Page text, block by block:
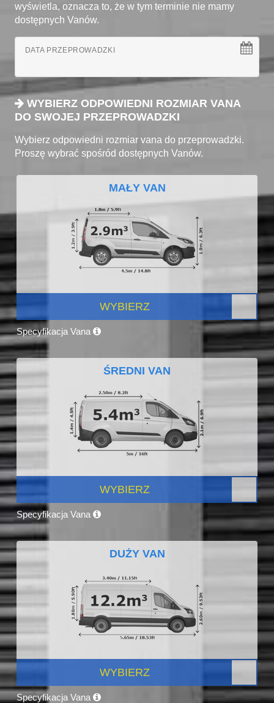
wyświetla, oznacza to, że w tym terminie nie mamy
dostępnych Vanów.
DATA PRZEPROWADZKI
WYBIERZ ODPOWIEDNI ROZMIAR VANA
DO SWOJEJ PRZEPROWADZKI
Wybierz odpowiedni rozmiar vana do przeprowadzki.
Proszę wybrać spośród dostępnych Vanów.
MAŁY VAN
WYBIERZ
Specyfikacja Vana
ŚREDNI VAN
WYBIERZ
Specyfikacja Vana
DUŻY VAN
WYBIERZ
Specyfikacja Vana